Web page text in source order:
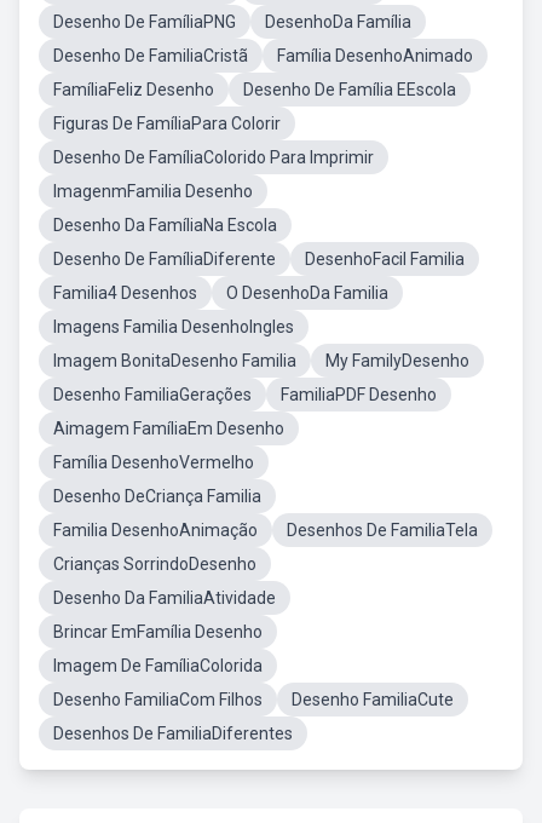
Desenho De FamíliaPNG
DesenhoDa Família
Desenho De FamiliaCristã
Família DesenhoAnimado
FamíliaFeliz Desenho
Desenho De Família EEscola
Figuras De FamíliaPara Colorir
Desenho De FamíliaColorido Para Imprimir
ImagenmFamilia Desenho
Desenho Da FamíliaNa Escola
Desenho De FamíliaDiferente
DesenhoFacil Familia
Familia4 Desenhos
O DesenhoDa Familia
Imagens Familia DesenhoIngles
Imagem BonitaDesenho Familia
My FamilyDesenho
Desenho FamiliaGerações
FamiliaPDF Desenho
Aimagem FamíliaEm Desenho
Família DesenhoVermelho
Desenho DeCriança Familia
Familia DesenhoAnimação
Desenhos De FamiliaTela
Crianças SorrindoDesenho
Desenho Da FamiliaAtividade
Brincar EmFamília Desenho
Imagem De FamíliaColorida
Desenho FamiliaCom Filhos
Desenho FamiliaCute
Desenhos De FamiliaDiferentes